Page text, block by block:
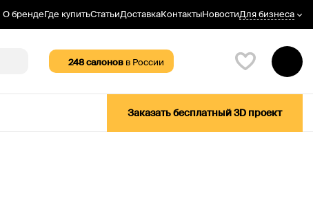
О брендеГде купитьСтатьиДоставкаКонтактыНовостиДля бизнеса
248салонов в России
Заказать бесплатный 3D проект